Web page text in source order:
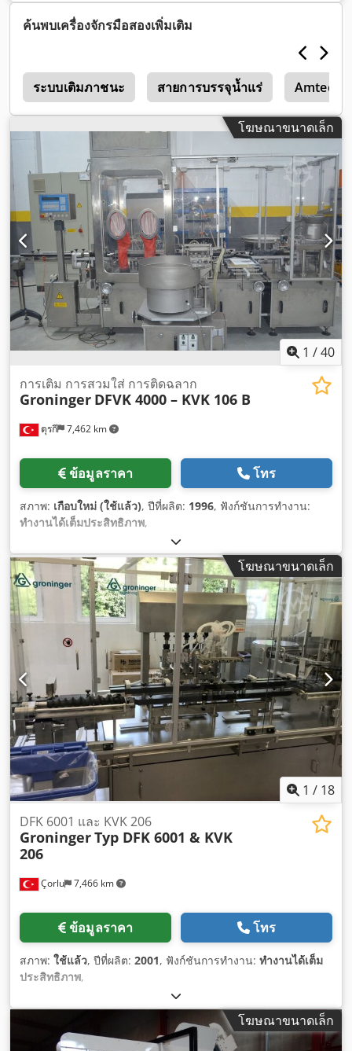
ค้นพบเครื่องจักรมือสองเพิ่มเติม
ระบบเติมภาชนะ สายการบรรจุน้ำแร่ Amtec
โฆษณาขนาดเล็ก
1 /40
ตุรกี 7,462 km
การเติม การสวมใส่ การติดฉลาก
Groninger DFVK 4000 – KVK 106 B
ข้อมูลราคา โทร
สภาพ: เกือบใหม่ (ใช้แล้ว), ปีที่ผลิต: 1996, ฟังก์ชันการทำงาน:
ทำงานได้เต็มประสิทธิภาพ,
โฆษณาขนาดเล็ก
1 / 18
Çorlu 7,466 km
DFK 6001 และ KVK 206
GroningerTyp DFK 6001 & KVK
206
ข้อมูลราคา โทร
สภาพ: ใช้แล้ว, ปีที่ผลิต: 2001, ฟังก์ชันการทำงาน: ทำงานได้เต็ม
ประสิทธิภาพ,
โฆษณาขนาดเล็ก